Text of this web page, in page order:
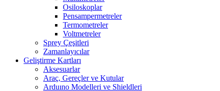
Osiloskoplar
Pensampermetreler
Termometreler
Voltmetreler
Sprey Çeşitleri
Zamanlayıcılar
Geliştirme Kartları
Aksesuarlar
Araç, Gereçler ve Kutular
Arduıno Modelleri ve Shieldleri